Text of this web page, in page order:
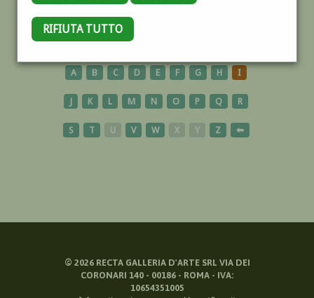
RIFIUTA TUTTO
MOLDAVIA
A B C D E F G H I
J K L M N O P Q R
S T U V W X Y Z ⬅
© 2026RECTA GALLERIA D'ARTE SRL VIA DEI
CORONARI 140 - 00186 - ROMA - IVA:
10654351005